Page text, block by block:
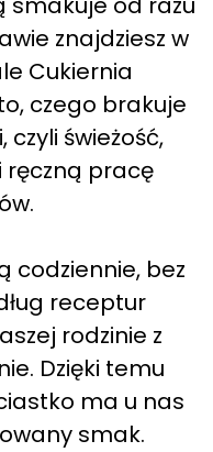
znajdziesz w
Cukiernia
czego brakuje
świeżość,
ręczną pracę
codziennie, bez
receptur
rodzinie z
Dzięki temu
ma u nas
smak.